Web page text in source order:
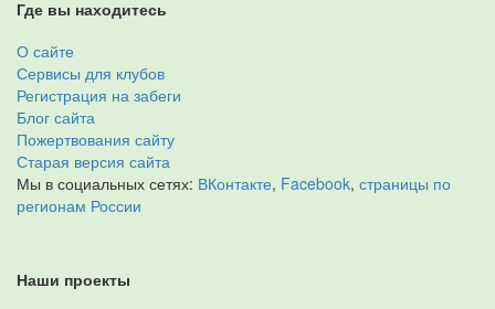
Где вы находитесь
О сайте
Сервисы для клубов
Регистрация на забеги
Блог сайта
Пожертвования сайту
Старая версия сайта
Мы в социальных сетях: ВКонтакте, Facebook, страницы по
регионам России
Наши проекты